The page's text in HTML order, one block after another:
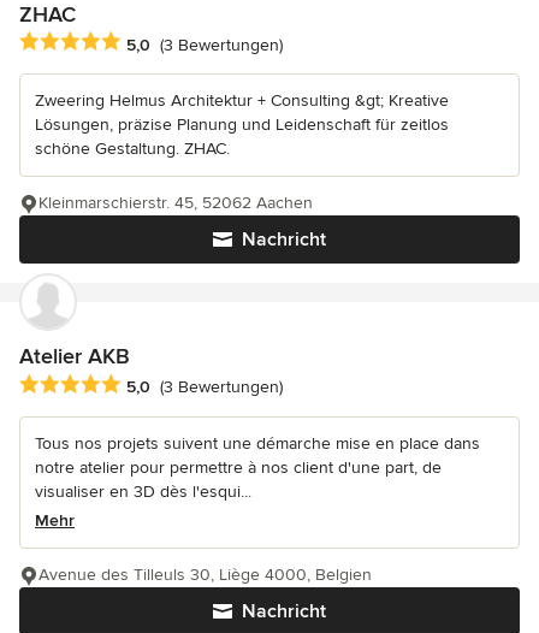
ZHAC
Durchschnittliche Bewertung: 5 von 5 Sternen
5,0 (3 Bewertungen)
Zweering Helmus Architektur + Consulting &gt; Kreative
Lösungen, präzise Planung und Leidenschaft für zeitlos
schöne Gestaltung. ZHAC.
Nachricht
Kleinmarschierstr. 45, 52062 Aachen
Atelier AKB
Durchschnittliche Bewertung: 5 von 5 Sternen
5,0 (3 Bewertungen)
Tous nos projets suivent une démarche mise en place dans
notre atelier pour permettre à nos client d'une part, de
visualiser en 3D dès l'esqui...
Mehr
Nachricht
Avenue des Tilleuls 30, Liège 4000, Belgien